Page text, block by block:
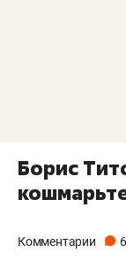
Борис
Комментарии 6